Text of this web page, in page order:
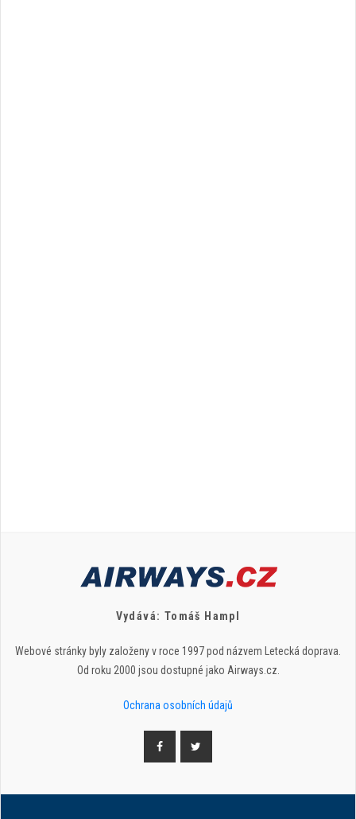
Vydává: Tomáš Hampl
Webové stránky byly založeny v roce 1997 pod názvem Letecká doprava.
Od roku 2000 jsou dostupné jako Airways.cz.
Ochrana osobních údajů